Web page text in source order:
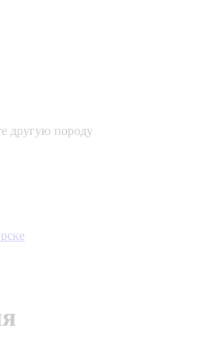
другую породу